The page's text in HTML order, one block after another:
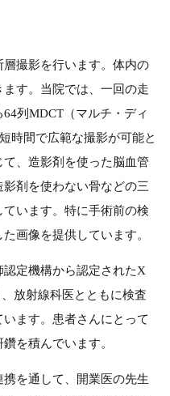
撮影を行います。体内の
す。当院では、一回の走
列MDCT（マルチ・ディ
時間で広範な撮影が可能と
、造影剤を使った脳血管
剤を使わない骨などの三
います。特に手術前の検
画像を提供しています。
定機構から認定されたX
放射線科医とともに検査
ます。患者さんにとって
を積んでいます。
を通して、開業医の先生